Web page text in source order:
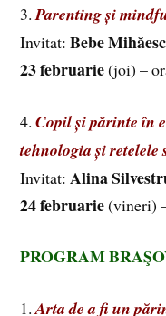
3.Parenting și
Invitat: Bebe
23 februarie(joi) –
4.Copil și părinte în
tehnologia și retelele
Invitat: Alina
24 februarie(vineri)
PROGRAM
1.Arta de a fi un